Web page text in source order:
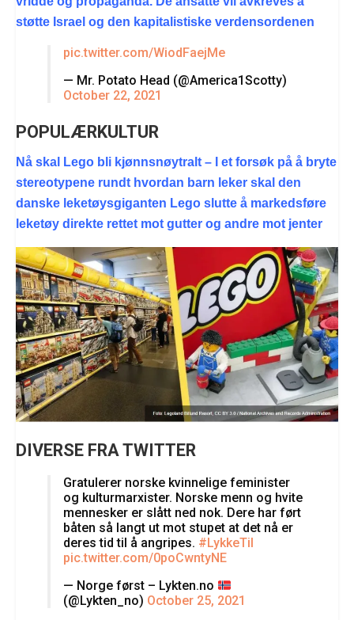
støtte Israel og den kapitalistiske verdensordenen
pic.twitter.com/WiodFaejMe
— Mr. Potato Head (@America1Scotty)
October 22, 2021
POPULÆRKULTUR
Nå skal Lego bli kjønnsnøytralt – I et forsøk på å bryte
stereotypene rundt hvordan barn leker skal den
danske leketøysgiganten Lego slutte å markedsføre
leketøy direkte rettet mot gutter og andre mot jenter
DIVERSE FRA TWITTER
Gratulerer norske kvinnelige feminister
og kulturmarxister. Norske menn og hvite
mennesker er slått ned nok. Dere har ført
båten så langt ut mot stupet at det nå er
deres tid til å angripes. #LykkeTil
pic.twitter.com/0poCwntyNE
— Norge først – Lykten.no
(@Lykten_no) October 25, 2021